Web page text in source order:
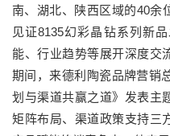
南、湖北、陕西区域的40余
见证8135幻彩晶钻系列新
能、行业趋势等展开深度交
期间，来德利陶瓷品牌营销
划与渠道共赢之道》发表主
矩阵布局、渠道政策支持三